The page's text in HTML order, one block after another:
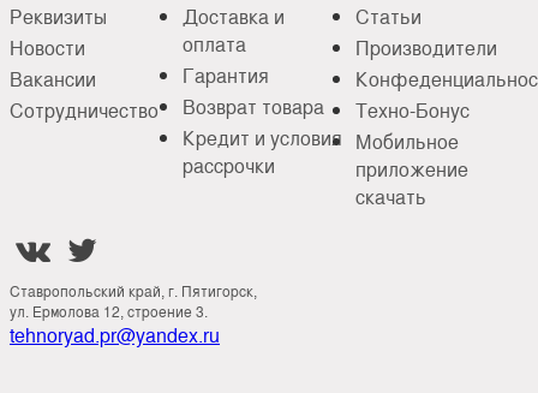
Реквизиты
Новости
Вакансии
Сотрудничество
Доставка и
оплата
Гарантия
Возврат товара
Кредит и условия
рассрочки
Статьи
Производители
Техно-Бонус
Мобильное
приложение
скачать
 
Ставропольский край, г. Пятигорск,
ул. Ермолова 12, строение 3.
tehnoryad.pr@yandex.ru